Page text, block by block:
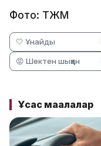
Фото: ТЖМ
🤍 Ұнайды
😡 Шектен шыққан
Ұқсас мақалалар